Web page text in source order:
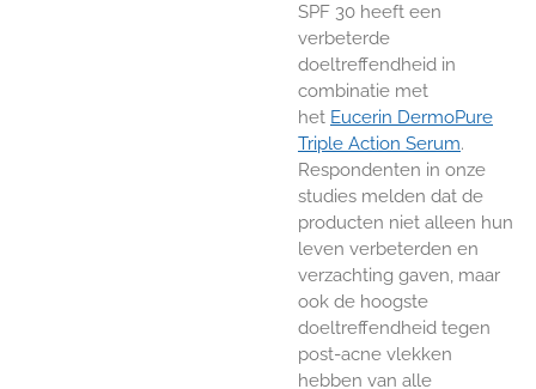
SPF 30 heeft een
verbeterde
doeltreffendheid in
combinatie met
het Eucerin DermoPure
Triple Action Serum.
Respondenten in onze
studies melden dat de
producten niet alleen hun
leven verbeterden en
verzachting gaven, maar
ook de hoogste
doeltreffendheid tegen
post-acne vlekken
hebben van alle